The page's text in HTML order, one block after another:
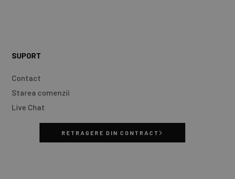
SUPORT
Contact
Starea comenzii
Live Chat
RETRAGERE DIN CONTRACT